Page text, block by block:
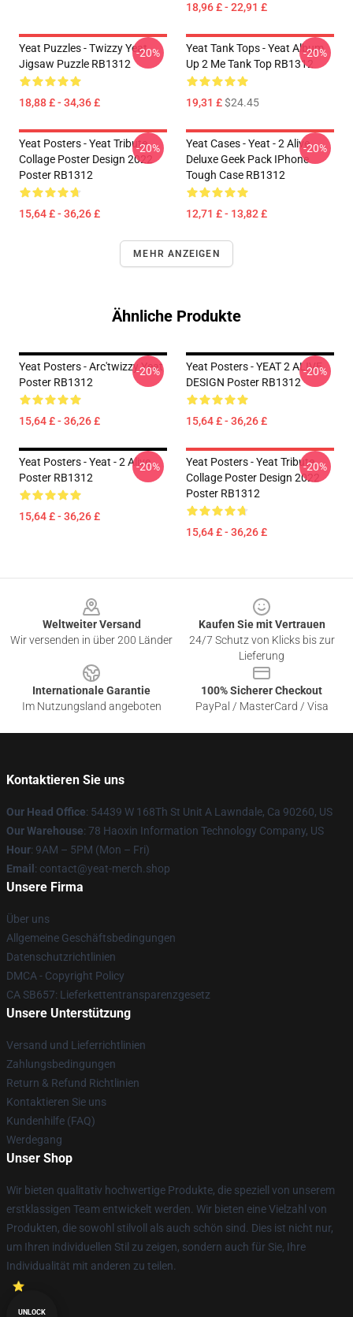
18,96 £ - 22,91 £
Yeat Puzzles - Twizzy Yeat
Jigsaw Puzzle RB1312
18,88 £ - 34,36 £
-20%
Yeat Tank Tops - Yeat Album
Up 2 Me Tank Top RB1312
19,31 £$24.45
-20%
Yeat Posters - Yeat Tribute
Collage Poster Design 2022
Poster RB1312
15,64 £ - 36,26 £
-20%
Yeat Cases - Yeat - 2 Alive
Deluxe Geek Pack IPhone
Tough Case RB1312
12,71 £ - 13,82 £
-20%
MEHR ANZEIGEN
Ähnliche Produkte
Yeat Posters - Arc'twizzy Yeat
Poster RB1312
15,64 £ - 36,26 £
-20%
Yeat Posters - YEAT 2 ALIVE
DESIGN Poster RB1312
15,64 £ - 36,26 £
-20%
Yeat Posters - Yeat - 2 Alive
Poster RB1312
15,64 £ - 36,26 £
-20%
Yeat Posters - Yeat Tribute
Collage Poster Design 2022
Poster RB1312
15,64 £ - 36,26 £
-20%
Weltweiter Versand
Wir versenden in über 200 Länder
Kaufen Sie mit Vertrauen
24/7 Schutz von Klicks bis zur
Lieferung
Internationale Garantie
Im Nutzungsland angeboten
100% Sicherer Checkout
PayPal / MasterCard / Visa
Kontaktieren Sie uns
Our Head Office: 54439 W 168Th St Unit A Lawndale, Ca 90260, US
Our Warehouse: 78 Haoxin Information Technology Company, US
Hour: 9AM – 5PM (Mon – Fri)
Email : contact@yeat-merch.shop
Unsere Firma
Über uns
Allgemeine Geschäftsbedingungen
Datenschutzrichtlinien
DMCA - Copyright Policy
CA SB657: Lieferkettentransparenzgesetz
Unsere Unterstützung
Versand und Lieferrichtlinien
Zahlungsbedingungen
Return & Refund Richtlinien
Kontaktieren Sie uns
Kundenhilfe (FAQ)
Werdegang
Unser Shop
Wir bieten qualitativ hochwertige Produkte, die speziell von unserem
erstklassigen Team entwickelt werden. Wir bieten eine Vielzahl von
Produkten, die sowohl stilvoll als auch schön sind. Dies ist nicht nur,
um Ihren individuellen Stil zu zeigen, sondern auch für Sie, Ihre
Individualität mit anderen zu teilen.
UNLOCK